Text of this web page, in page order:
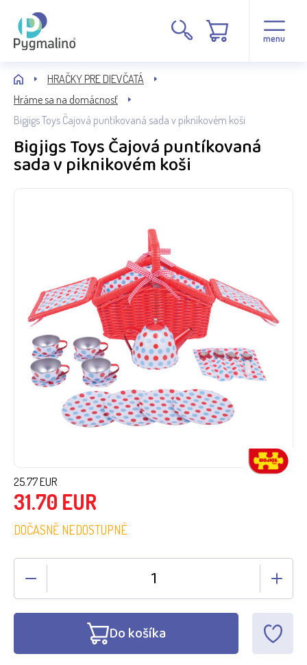
menu
HRAČKY PRE DIEVČATÁ
Hráme sa na domácnosť
Bigjigs Toys Čajová puntíkovaná sada v piknikovém koši
Bigjigs Toys Čajová puntíkovaná
sada v piknikovém koši
25.77EUR
31.70 EUR
DOČASNĚ NEDOSTUPNÉ
Do košíka